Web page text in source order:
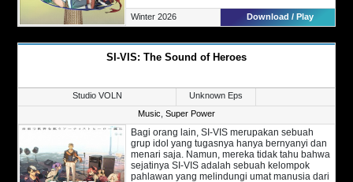
Winter 2026 Download / Play
SI-VIS: The Sound of Heroes
Studio VOLN
Unknown Eps
Music Super Power
Bagi orang lain, SI-VIS merupakan sebuah
grup idol yang tugasnya hanya bernyanyi dan
menari saja. Namun, mereka tidak tahu bahwa
sejatinya SI-VIS adalah sebuah kelompok
pahlawan yang melindungi umat manusia dari